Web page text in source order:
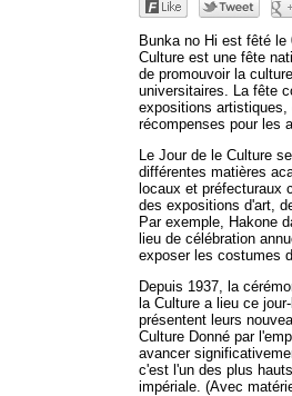
Bunka no Hi est fêté le
Culture est une fête
de promouvoir la
universitaires. La fête
expositions
récompenses pour les
Le Jour de le Culture
différentes matières
locaux et préfecturaux
des expositions d'art,
Par exemple, Hakone
lieu de célébration
exposer les costumes
Depuis 1937, la
la Culture a lieu ce
présentent leurs
Culture Donné par
avancer
c'est l'un des plus
impériale. (Avec